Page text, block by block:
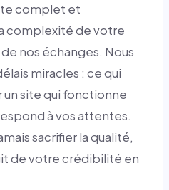
complet et
complexité de votre
nos échanges. Nous
miracles : ce qui
site qui fonctionne
à vos attentes.
sacrifier la qualité,
de votre crédibilité en